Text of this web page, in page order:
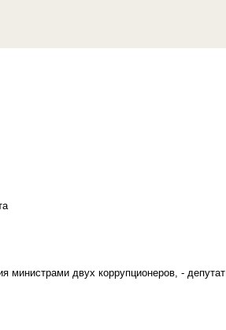
министрами двух коррупционеров, - депутат